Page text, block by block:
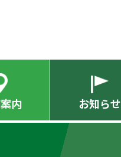
内 お知らせ